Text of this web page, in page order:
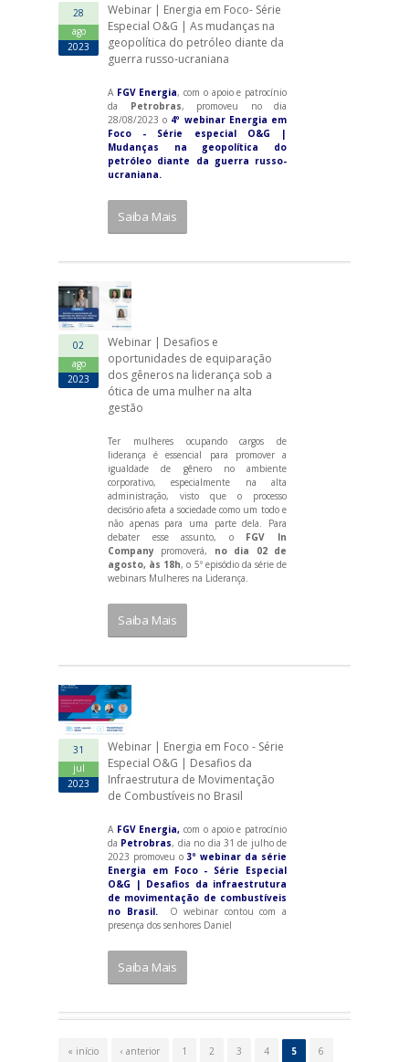
28
ago
2023
Webinar | Energia em Foco- Série
Especial O&G | As mudanças na
geopolítica do petróleo diante da
guerra russo-ucraniana
A FGV Energia, com o apoio e patrocínio
da
Petrobras, promoveu no dia
28/08/2023 o 4º webinar Energia em
Foco - Série especial O&G |
Mudanças na geopolítica do
petróleo diante da guerra russo-
ucraniana.
Saiba Mais
02
ago
2023
Webinar | Desafios e
oportunidades de equiparação
dos gêneros na liderança sob a
ótica de uma mulher na alta
gestão
Ter mulheres ocupando cargos de
liderança é essencial para promover a
igualdade de gênero no ambiente
corporativo, especialmente na alta
administração, visto que o processo
decisório afeta a sociedade como um todo e
não apenas para uma parte dela. Para
debater esse assunto, o FGV In
Company promoverá, no dia 02 de
agosto, às 18h, o 5º episódio da série de
webinars Mulheres na Liderança.
Saiba Mais
31
jul
2023
Webinar | Energia em Foco - Série
Especial O&G | Desafios da
Infraestrutura de Movimentação
de Combustíveis no Brasil
A FGV Energia,com o apoio e patrocínio
da Petrobras, dia no dia 31 de julho de
2023 promoveu o3º webinar da série
Energia em Foco - Série Especial
O&G | Desafios da infraestrutura
de movimentação de combustíveis
no Brasil.
O webinar contou com a
presença dos senhores Daniel
Saiba Mais
« início ‹ anterior 1 2 3 4 5
6